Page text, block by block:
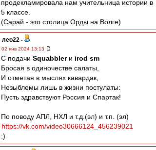
продекламировала нам учительница истории в
5 классе.
(Сарай - это столица Орды на Волге)
лео22 -
02 янв 2024 13:13
С подачи Squabblerи irod sm
Бросая в одиночестве салаты,
И отметая в мыслях кавардак,
Незыблемы лишь в жизни постулаты:
Пусть здравствуют Россия и Спартак!
По поводу АПЛ, НХЛ и т.д.(эл) и т.п. (эл)
https://vk.com/video30666124_456239021
;)